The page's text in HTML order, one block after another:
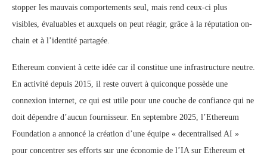
stopper les mauvais comportements seul, mais rend ceux-ci plus
visibles, évaluables et auxquels on peut réagir, grâce à la réputation on-
chain et à l’identité partagée.
Ethereum convient à cette idée car il constitue une infrastructure neutre.
En activité depuis 2015, il reste ouvert à quiconque possède une
connexion internet, ce qui est utile pour une couche de confiance qui ne
doit dépendre d’aucun fournisseur. En septembre 2025, l’Ethereum
Foundation a annoncé la création d’une équipe « decentralised AI »
pour concentrer ses efforts sur une économie de l’IA sur Ethereum et